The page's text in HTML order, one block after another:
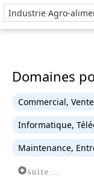
Domaines
Commercial,
Informatique,
Maintenance,
suite...